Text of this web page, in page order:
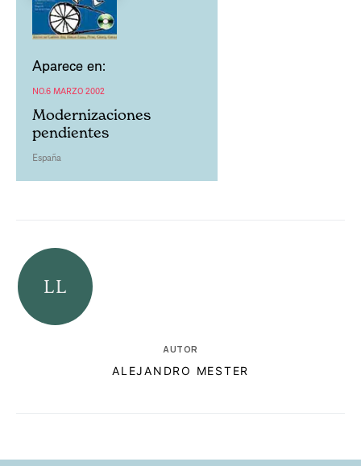
Aparece en:
NO.6 MARZO 2002
Modernizaciones
pendientes
España
AUTOR
ALEJANDRO MESTER